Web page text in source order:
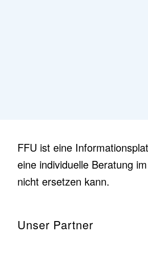
FFU ist eine
eine individuelle Beratung
nicht ersetzen kann.
Unser Partner